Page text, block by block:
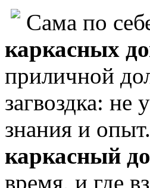
Сама по
каркасных
приличной
загвоздка: не
знания и
каркасный
время, и где